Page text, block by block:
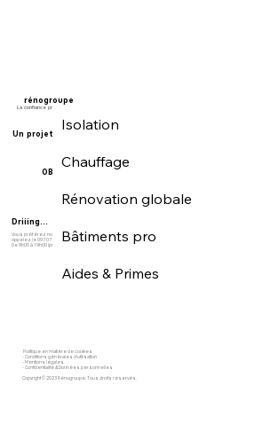
Vous préférez nous joindre ? ​
Appelez le 09 70 700 773
De 9h00 à 19h00 (prix d'un appel local)
Driiing...
OBTENIR UN DEVIS
Un projet ?
rénogroupe
La confiance prime
Isolation
Chauffage
Rénovation globale
Bâtiments pro
Aides & Primes
Politique en matière de cookies
-Conditions générales d'utilisation
-Mentions légales
-Confidentialité & Données personnelles
Copyright © 2023 Rénogroupe. Tous droits réservés.